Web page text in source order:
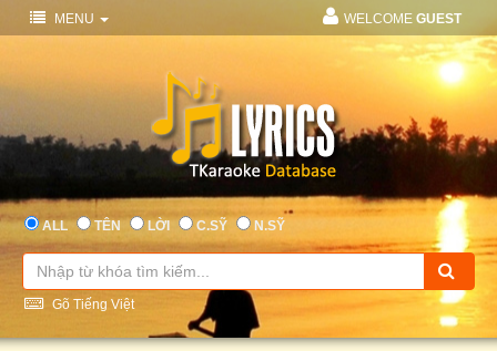
MENU WELCOME GUEST
ALL TÊN LỜI C.SỸ N.SỸ
Gõ Tiếng Việt